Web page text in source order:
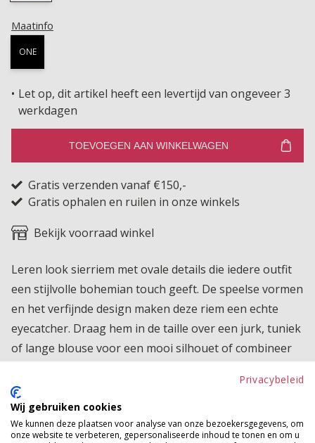
Maatinfo
ONE
Let op, dit artikel heeft een levertijd van ongeveer 3
werkdagen
TOEVOEGEN AAN WINKELWAGEN
Gratis verzenden vanaf €150,-
Gratis ophalen en ruilen in onze winkels
Bekijk voorraad winkel
Leren look sierriem met ovale details die iedere outfit
een stijlvolle bohemian touch geeft. De speelse vormen
en het verfijnde design maken deze riem een echte
eyecatcher. Draag hem in de taille over een jurk, tuniek
of lange blouse voor een mooi silhouet of combineer
voorzien van een pin die je eenvoudig in één van de
gaatjes steekt, waardoor de riem naar wens
verstelbaar is. Een veelzijdig accessoire dat perfect past
Privacybeleid
Wij gebruiken cookies
We kunnen deze plaatsen voor analyse van onze bezoekersgegevens, om
onze website te verbeteren, gepersonaliseerde inhoud te tonen en om u